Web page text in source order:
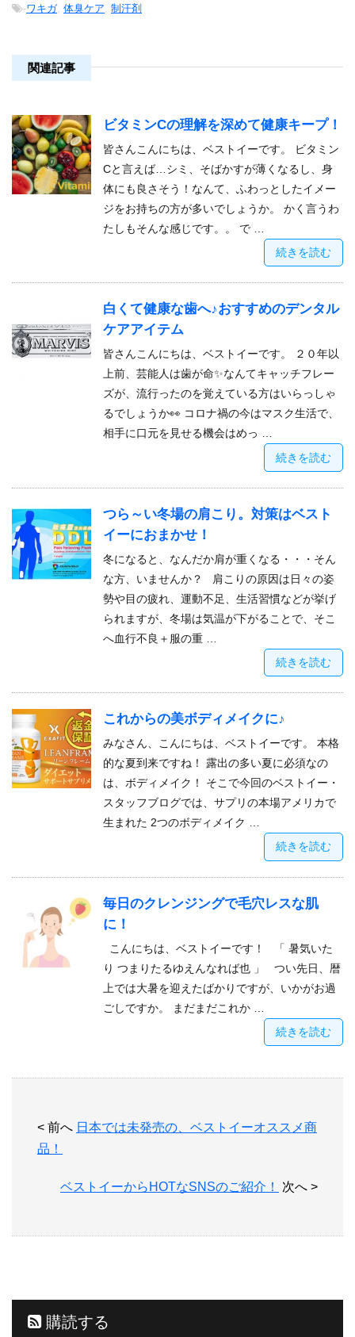
-ワキガ, 体臭ケア, 制汗剤
関連記事
ビタミンCの理解を深めて健康キープ！
皆さんこんにちは、ベストイーです。 ビタミン
Cと言えば…シミ、そばかすが薄くなるし、身
体にも良さそう！なんて、ふわっとしたイメー
ジをお持ちの方が多いでしょうか。 かく言うわ
たしもそんな感じです。。 で …
続きを読む
白くて健康な歯へ♪おすすめのデンタル
ケアアイテム
皆さんこんにちは、ベストイーです。 ２０年以
上前、芸能人は歯が命✨なんてキャッチフレー
ズが、流行ったのを覚えている方はいらっしゃ
るでしょうか👀 コロナ禍の今はマスク生活で、
相手に口元を見せる機会はめっ …
続きを読む
つら～い冬場の肩こり。対策はベスト
イーにおまかせ！
冬になると、なんだか肩が重くなる・・・そん
な方、いませんか？ 肩こりの原因は日々の姿
勢や目の疲れ、運動不足、生活習慣などが挙げ
られますが、冬場は気温が下がることで、そこ
へ血行不良＋服の重 …
続きを読む
これからの美ボディメイクに♪
みなさん、こんにちは、ベストイーです。 本格
的な夏到来ですね！ 露出の多い夏に必須なの
は、ボディメイク！ そこで今回のベストイー・
スタッフブログでは、サプリの本場アメリカで
生まれた 2つのボディメイク …
続きを読む
毎日のクレンジングで毛穴レスな肌
に！
こんにちは、ベストイーです！ 「 暑気いた
り つまりたるゆえんなれば也 」 つい先日、暦
上では大暑を迎えたばかりですが、いかがお過
ごしですか。 まだまだこれか …
続きを読む
< 前へ 日本では未発売の、ベストイーオススメ商
品！
ベストイーからHOTなSNSのご紹介！ 次へ >
購読する